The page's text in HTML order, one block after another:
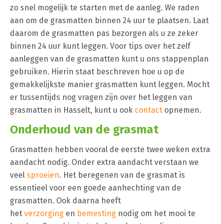
zo snel mogelijk te starten met de aanleg. We raden
aan om de grasmatten binnen 24 uur te plaatsen. Laat
daarom de grasmatten pas bezorgen als u ze zeker
binnen 24 uur kunt leggen. Voor tips over het zelf
aanleggen van de grasmatten kunt u ons stappenplan
gebruiken. Hierin staat beschreven hoe u op de
gemakkelijkste manier grasmatten kunt leggen. Mocht
er tussentijds nog vragen zijn over het leggen van
grasmatten in Hasselt, kunt u ook contact opnemen.
Onderhoud van de grasmat
Grasmatten hebben vooral de eerste twee weken extra
aandacht nodig. Onder extra aandacht verstaan we
veel sproeien. Het beregenen van de grasmat is
essentieel voor een goede aanhechting van de
grasmatten. Ook daarna heeft
het verzorging en bemesting nodig om het mooi te